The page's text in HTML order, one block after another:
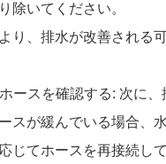
除いてください。
り、排水が改善される
ースを確認する: 次に
スが緩んでいる場合、
じてホースを再接続し